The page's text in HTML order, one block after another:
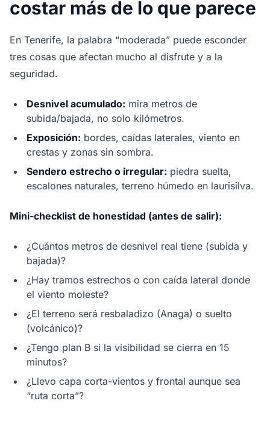
costar más de lo que parece
En Tenerife, la palabra “moderada” puede esconder
tres cosas que afectan mucho al disfrute y a la
seguridad.
Desnivel acumulado: mira metros de
subida/bajada, no solo kilómetros.
Exposición: bordes, caídas laterales, viento en
crestas y zonas sin sombra.
Sendero estrecho o irregular: piedra suelta,
escalones naturales, terreno húmedo en laurisilva.
Mini-checklist de honestidad (antes de salir):
¿Cuántos metros de desnivel real tiene (subida y
bajada)?
¿Hay tramos estrechos o con caída lateral donde
el viento moleste?
¿El terreno será resbaladizo (Anaga) o suelto
(volcánico)?
¿Tengo plan B si la visibilidad se cierra en 15
minutos?
¿Llevo capa corta-vientos y frontal aunque sea
“ruta corta”?